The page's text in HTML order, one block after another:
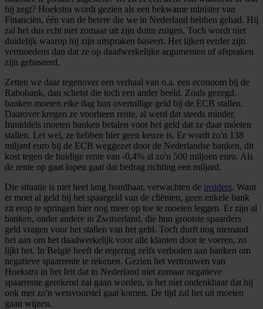
hij zegt? Hoekstra wordt gezien als een bekwame minister van
Financiën, één van de betere die we in Nederland hebben gehad. Hij
zal het dus echt niet zomaar uit zijn duim zuigen. Toch wordt niet
duidelijk waarop hij zijn uitspraken baseert. Het lijken eerder zijn
vermoedens dan dat ze op daadwerkelijke argumenten of afspraken
zijn gebaseerd.
Zetten we daar tegenover een verhaal van o.a. een econoom bij de
Rabobank, dan schetst die toch een ander beeld. Zoals gezegd,
banken moeten elke dag hun overtollige geld bij de ECB stallen.
Daarover kregen ze voorheen rente, al werd dat steeds minder.
Inmiddels moeten banken betalen voor het geld dat ze daar móeten
stallen. Let wel, ze hebben hier geen keuze is. Er wordt zo'n 138
miljard euro bij de ECB weggezet door de Nederlandse banken, dit
kost tegen de huidige rente van -0,4% al zo'n 500 miljoen euro. Als
de rente op gaat lopen gaat dat bedrag richting een miljard.
Die situatie is niet heel lang houdbaar, verwachten de insiders. Want
er moet al geld bij het spaargeld van de cliënten, geen enkele bank
zit erop te springen hier nog meer op toe te moeten leggen. Er zijn al
banken, onder andere in Zwitserland, die hun grootste spaarders
geld vragen voor het stallen van het geld. Toch durft nog niemand
het aan om het daadwerkelijk voor alle klanten door te voeren, zo
lijkt het. In België heeft de regering zelfs verboden aan banken om
negatieve spaarrente te rekenen. Gezien het vertrouwen van
Hoekstra in het feit dat in Nederland niet zomaar negatieve
spaarrente gerekend zal gaan worden, is het niet ondenkbaar dat hij
ook met zo'n wetsvoorstel gaat komen. De tijd zal het uit moeten
gaan wijzen.